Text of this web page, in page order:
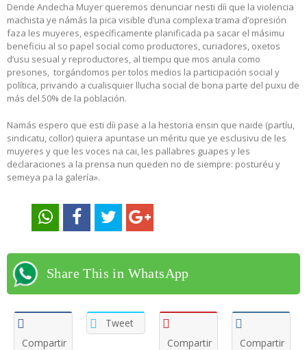
Dende Andecha Muyer queremos denunciar nesti díi que la violencia
machista ye námás la pica visible d’una complexa trama d’opresión
faza les muyeres, específicamente planificada pa sacar el másimu
beneficiu al so papel social como productores, curiadores, oxetos
d’usu sesual y reproductores, al tiempu que mos anula como
presones, torgándomos per tolos medios la participación social y
política, privando a cualisquier llucha social de bona parte del puxu de
más del 50% de la población.
Namás espero que esti díi pase a la hestoria ensin que naide (partíu,
sindicatu, collor) quiera apuntase un méritu que ye esclusivu de les
muyeres y que les voces na cai, les pallabres guapes y les
declaraciones a la prensa nun queden no de siempre: posturéu y
semeya pa la galería».
Share This in WhatsApp
Compartir
Tweet
Compartir
Compartir